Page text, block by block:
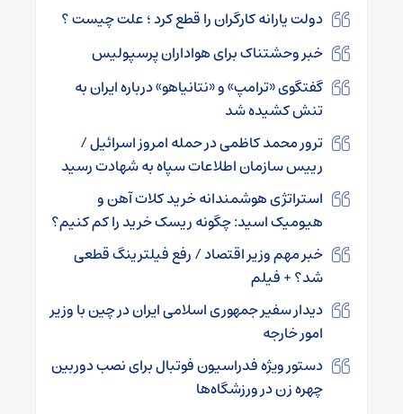
دولت یارانه کارگران را قطع کرد ؛ علت چیست ؟
خبر وحشتناک برای هواداران پرسپولیس
گفتگوی «ترامپ» و «نتانیاهو» درباره ایران به
تنش کشیده شد
ترور محمد کاظمی در حمله امروز اسرائیل /
رییس سازمان اطلاعات سپاه به شهادت رسید
استراتژی هوشمندانه خرید کلات آهن و
هیومیک اسید: چگونه ریسک خرید را کم کنیم؟
خبر مهم وزیر اقتصاد / رفع فیلترینگ قطعی
شد؟ + فیلم
دیدار سفیر جمهوری اسلامی ایران در چین با وزیر
امور خارجه
دستور ویژه فدراسیون فوتبال برای نصب دوربین
چهره زن در ورزشگاه‌ها